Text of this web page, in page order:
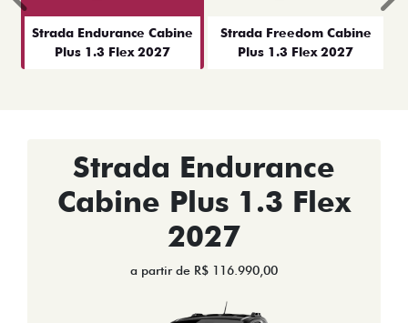
Strada Endurance Cabine
Plus 1.3 Flex 2027
Strada Freedom Cabine
Plus 1.3 Flex 2027
Anterior
Strada Endurance
Cabine Plus 1.3 Flex
2027
a partir de R$ 116.990,00